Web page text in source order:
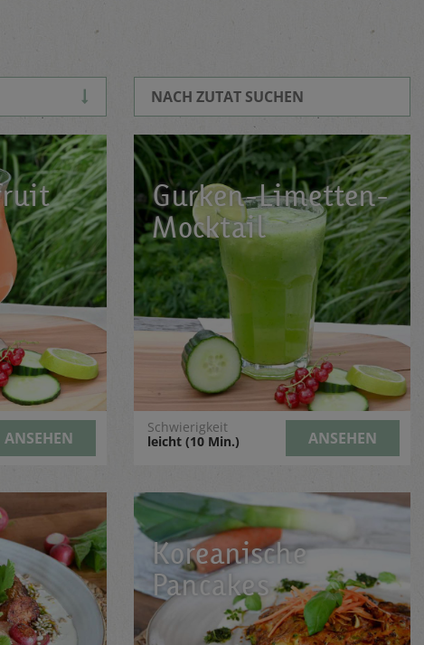
Rezept Suche
ANSEHEN
Gurken-Limetten-
Mocktail
Schwierigkeit
leicht (10 Min.)
ANSEHEN
Koreanische
Pancakes